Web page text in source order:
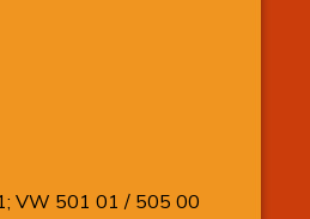
VW 501 01 / 505 00